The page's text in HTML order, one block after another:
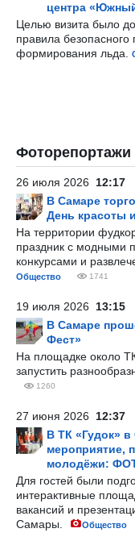
центра
Целью визита было
правила
формирования льда.
Фоторепортажи
26 июля 2026 12:17
В Самаре
День красоты
На территории
праздник с модными
конкурсами и
Общество 1741
19 июля 2026 13:15
В Самаре
Фест»
На площадке около
запустить
1260
27 июня 2026 12:37
В ТК «Гудок»
мероприятие,
молодёжи:
Для гостей были
интерактивные
вакансий и
Самары.
Общество